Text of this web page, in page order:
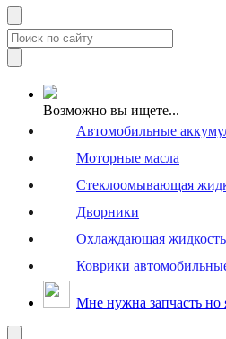
Возможно вы ищете...
Автомобильные
Моторные масла
Стеклоомывающая
Дворники
Охлаждающая жидкость
Коврики
Мне нужна запчасть но